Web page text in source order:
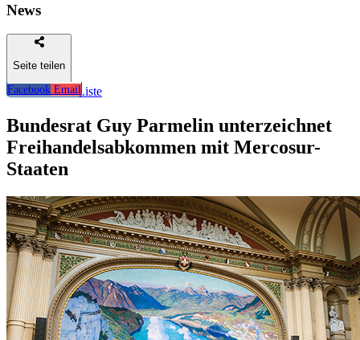
News
Seite teilen
Facebook Email
Zurück zur Liste
Bundesrat Guy Parmelin unterzeichnet
Freihandelsabkommen mit Mercosur-
Staaten